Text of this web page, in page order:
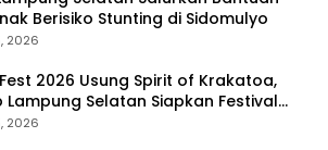
Berisiko Stunting di Sidomulyo
2026
2026 Usung Spirit of Krakatoa,
Lampung Selatan Siapkan Festival
2026